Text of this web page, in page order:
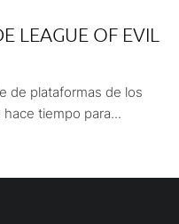
LEAGUE OF EVIL
de plataformas de los
tiempo para...